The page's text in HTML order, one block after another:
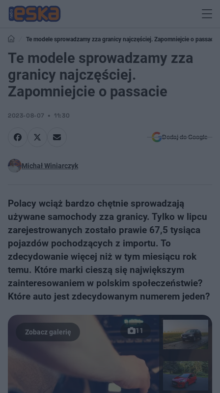
Te modele sprowadzamy zza granicy najczęściej. Zapomniejcie o passacie
Te modele sprowadzamy zza
granicy najczęściej.
Zapomniejcie o passacie
2023-08-07 11:30
Dodaj do Google
Michał Winiarczyk
Polacy wciąż bardzo chętnie sprowadzają
używane samochody zza granicy. Tylko w lipcu
zarejestrowanych zostało prawie 67,5 tysiąca
pojazdów pochodzących z importu. To
zdecydowanie więcej niż w tym miesiącu rok
temu. Które marki cieszą się największym
zainteresowaniem w polskim społeczeństwie?
Które auto jest zdecydowanym numerem jeden?
11